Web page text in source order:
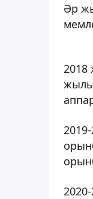
Әр
2018
жылы